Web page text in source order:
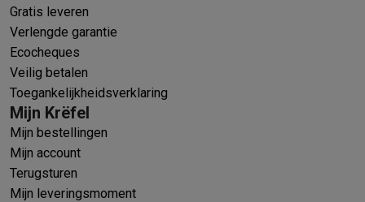
Gratis leveren
Verlengde garantie
Ecocheques
Veilig betalen
Toegankelijkheidsverklaring
Mijn Krëfel
Mijn bestellingen
Mijn account
Terugsturen
Mijn leveringsmoment